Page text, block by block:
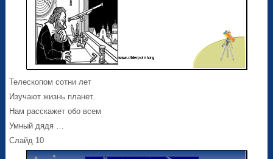
Телескопом сотни лет
Изучают жизнь планет.
Нам расскажет обо всем
Умный дядя …
Слайд 10